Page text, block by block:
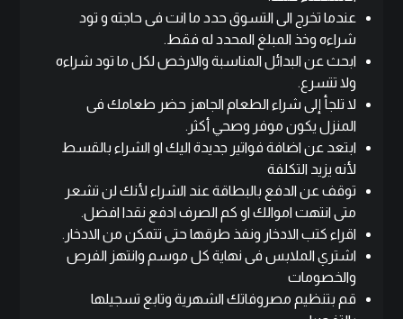
عندما تخرج الى التسوق حدد ما انت فى حاجته و تود
شراءه وخذ المبلغ المحدد له فقط.
ابحث عن البدائل المناسبة والارخص لكل ما تود شراءه
ولا تتسرع.
لا تلجأ إلى شراء الطعام الجاهز حضر طعامك فى
المنزل يكون موفر وصحي أكثر.
ابتعد عن اضافة فواتير جديدة اليك او الشراء بالقسط
لأنه يزيد التكلفة
توقف عن الدفع بالبطاقة عند الشراء لأنك لن تشعر
متى انتهت اموالك او كم الصرف ادفع نقدا افضل.
اقراء كتب الادخار ونفذ طرقها حتى تتمكن من الادخار.
اشتري الملابس فى نهاية كل موسم وانتهز الفرص
والخصومات
قم بتنظيم مصروفاتك الشهرية وتابع تسجيلها